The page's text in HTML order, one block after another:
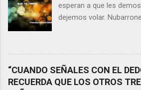
Por otra parte, si nos
algún momento de la
por causa de una
“ninguna persona
las merezca no te hará
esperan a que les
dejemos volar.
indecisión, o
claridad el camino a
no suma que no reste.
entran en nuestra vida
“CUANDO SEÑALES CON EL
RECUERDA QUE LOS OTROS